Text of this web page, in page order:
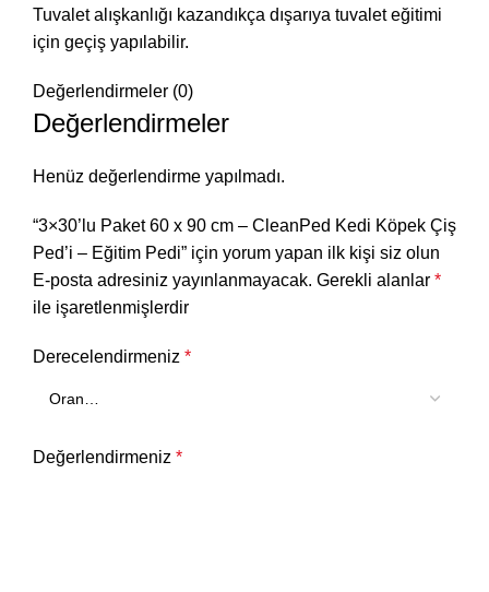
Tuvalet alışkanlığı kazandıkça dışarıya tuvalet eğitimi
için geçiş yapılabilir.
Değerlendirmeler (0)
Değerlendirmeler
Henüz değerlendirme yapılmadı.
“3×30’lu Paket 60 x 90 cm – CleanPed Kedi Köpek Çiş
Ped’i – Eğitim Pedi” için yorum yapan ilk kişi siz olun
E-posta adresiniz yayınlanmayacak. Gerekli alanlar *
ile işaretlenmişlerdir
Derecelendirmeniz *
Değerlendirmeniz *